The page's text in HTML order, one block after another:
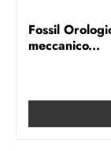
Fossil
meccanico...